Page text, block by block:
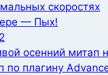
скоростях
— Пых!
осенний митап
по плагину